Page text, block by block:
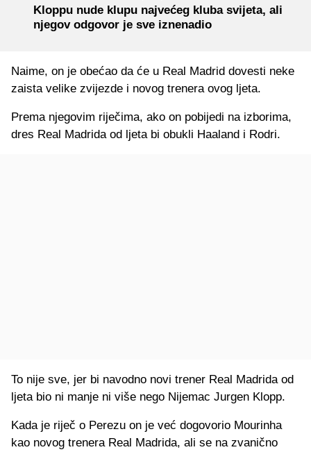
Kloppu nude klupu najvećeg kluba svijeta, ali
njegov odgovor je sve iznenadio
Naime, on je obećao da će u Real Madrid dovesti neke
zaista velike zvijezde i novog trenera ovog ljeta.
Prema njegovim riječima, ako on pobijedi na izborima,
dres Real Madrida od ljeta bi obukli Haaland i Rodri.
To nije sve, jer bi navodno novi trener Real Madrida od
ljeta bio ni manje ni više nego Nijemac Jurgen Klopp.
Kada je riječ o Perezu on je već dogovorio Mourinha
kao novog trenera Real Madrida, ali se na zvanično